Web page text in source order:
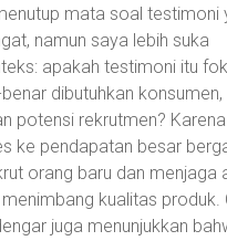
mata soal testimoni
namun saya lebih suka
apakah testimoni itu
dibutuhkan konsumen,
potensi rekrutmen?
ke pendapatan besar
orang baru dan menjaga
kualitas produk.
juga menunjukkan